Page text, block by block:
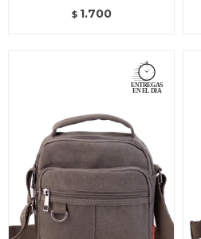
$ 1.700